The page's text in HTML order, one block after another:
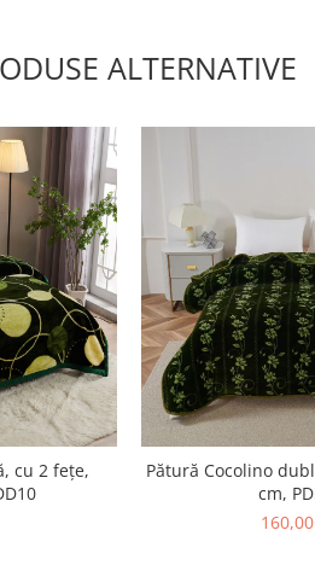
ALTERNATIVE
cu 2 fețe,
Pătură Cocolino
cm,